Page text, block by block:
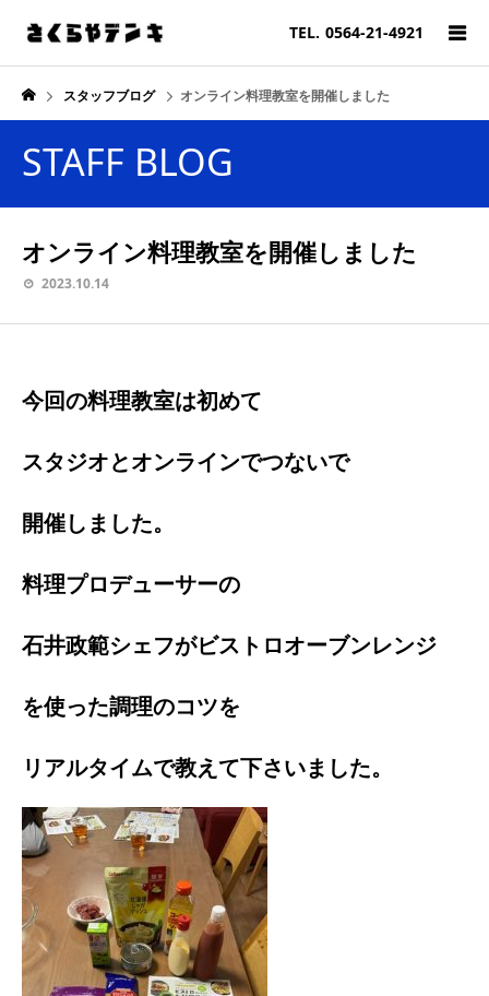
TEL. 0564-21-4921
スタッフブログ オンライン料理教室を開催しました
STAFF BLOG
オンライン料理教室を開催しました
2023.10.14
今回の料理教室は初めて
スタジオとオンラインでつないで
開催しました。
料理プロデューサーの
石井政範シェフがビストロオーブンレンジ
を使った調理のコツを
リアルタイムで教えて下さいました。